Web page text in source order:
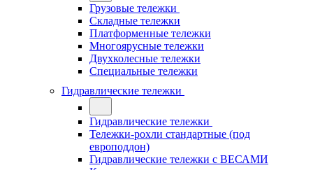
Грузовые тележки
Складные тележки
Платформенные тележки
Многоярусные тележки
Двухколесные тележки
Специальные тележки
Гидравлические тележки
Гидравлические тележки
Тележки-рохли стандартные (под
европоддон)
Гидравлические тележки с ВЕСАМИ